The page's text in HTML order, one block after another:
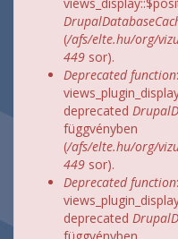
(/afs/elte.hu/org/
449 sor).
Deprecated function
deprecated
függvényben
(/afs/elte.hu/org/
449 sor).
Deprecated function
deprecated
függvényben